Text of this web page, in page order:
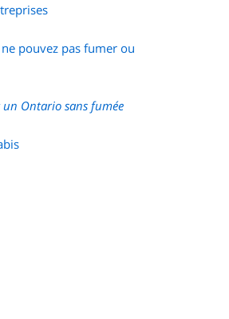
pouvez pas fumer ou
Ontario sans fumée